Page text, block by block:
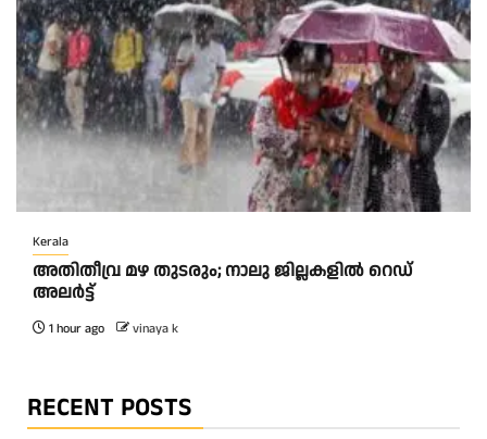
Kerala
അതിതീവ്ര മഴ തുടരും; നാലു ജില്ലകളിൽ റെഡ്
അലർട്ട്
1 hour ago vinaya k
RECENT POSTS